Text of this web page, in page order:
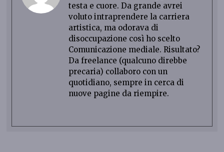
testa e cuore. Da grande avrei
voluto intraprendere la carriera
artistica, ma odorava di
disoccupazione così ho scelto
Comunicazione mediale. Risultato?
Da freelance (qualcuno direbbe
precaria) collaboro con un
quotidiano, sempre in cerca di
nuove pagine da riempire.